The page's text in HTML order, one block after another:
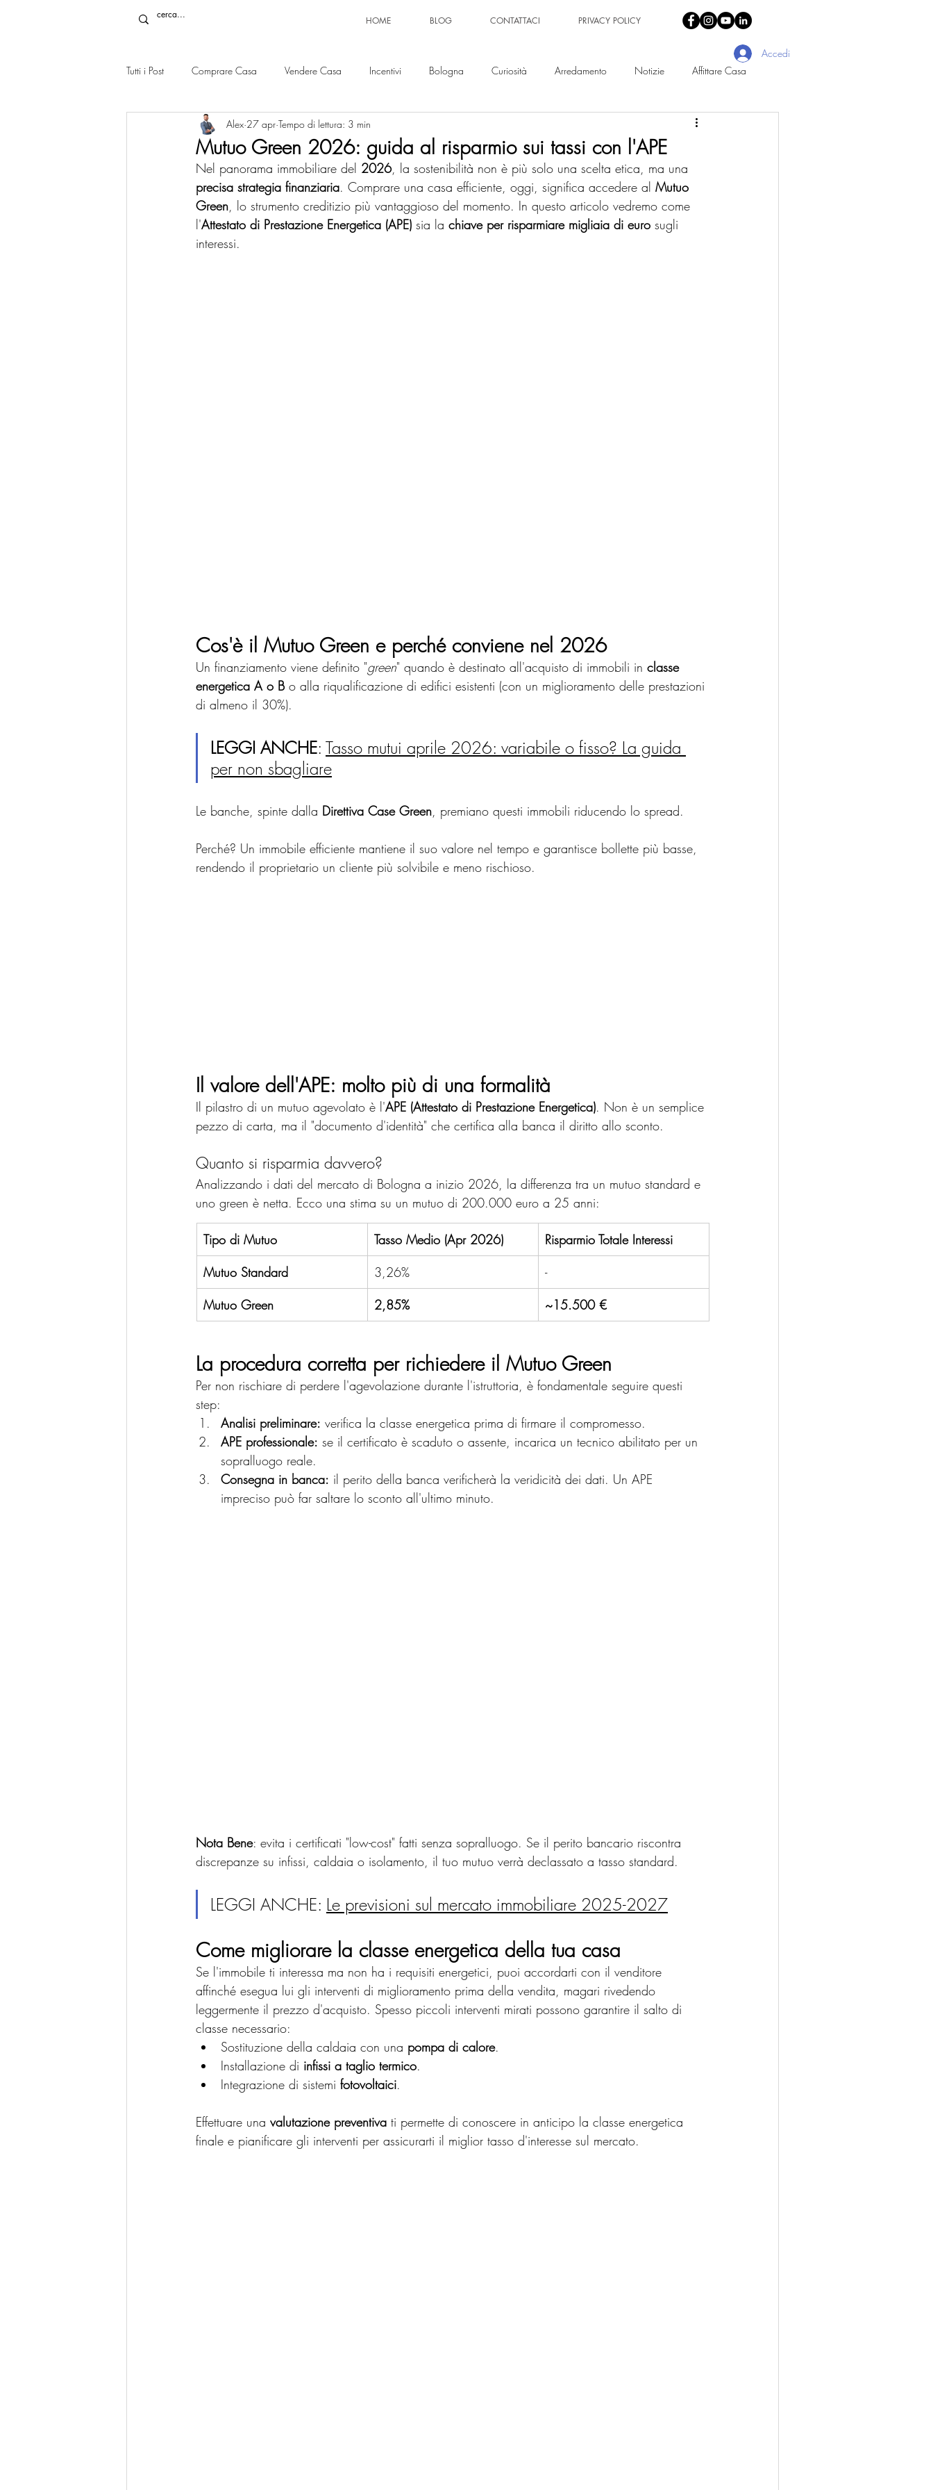
HOME BLOG CONTATTACI PRIVACY POLICY
Accedi
Tutti i Post
Comprare Casa Vendere Casa Incentivi Bologna Curiosità Arredamento Notizie Affittare Casa
Mutuo Green 2026: guida al risparmio sui tassi con l'APE
Alex 27 apr Tempo di lettura: 3 min
Nel panorama immobiliare del 2026, la sostenibilità non è più solo una scelta etica, ma una
precisa strategia finanziaria. Comprare una casa efficiente, oggi, significa accedere al Mutuo
Green, lo strumento creditizio più vantaggioso del momento. In questo articolo vedremo come
l'Attestato di Prestazione Energetica (APE) sia la chiave per risparmiare migliaia di euro sugli
interessi.
Cos'è il Mutuo Green e perché conviene nel 2026
Un finanziamento viene definito "green" quando è destinato all'acquisto di immobili in classe
energetica A o B o alla riqualificazione di edifici esistenti (con un miglioramento delle prestazioni
di almeno il 30%).
LEGGI ANCHE: Tasso mutui aprile 2026: variabile o fisso? La guida
per non sbagliare
Le banche, spinte dalla Direttiva Case Green, premiano questi immobili riducendo lo spread.
Perché? Un immobile efficiente mantiene il suo valore nel tempo e garantisce bollette più basse,
rendendo il proprietario un cliente più solvibile e meno rischioso.
Il valore dell'APE: molto più di una formalità
Il pilastro di un mutuo agevolato è l'APE (Attestato di Prestazione Energetica). Non è un semplice
pezzo di carta, ma il "documento d'identità" che certifica alla banca il diritto allo sconto.
Quanto si risparmia davvero?
Analizzando i dati del mercato di Bologna a inizio 2026, la differenza tra un mutuo standard e
uno green è netta. Ecco una stima su un mutuo di 200.000 euro a 25 anni:
Tipo di Mutuo Tasso Medio (Apr 2026)
Risparmio Totale Interessi
Mutuo Standard
3,26%
-
Mutuo Green
2,85% ~15.500 €
La procedura corretta per richiedere il Mutuo Green
Per non rischiare di perdere l'agevolazione durante l'istruttoria, è fondamentale seguire questi
step:
Analisi preliminare: verifica la classe energetica prima di firmare il compromesso.
APE professionale: se il certificato è scaduto o assente, incarica un tecnico abilitato per un
sopralluogo reale.
Consegna in banca: il perito della banca verificherà la veridicità dei dati. Un APE
impreciso può far saltare lo sconto all'ultimo minuto.
Nota Bene: evita i certificati "low-cost" fatti senza sopralluogo. Se il perito bancario riscontra
discrepanze su infissi, caldaia o isolamento, il tuo mutuo verrà declassato a tasso standard.
LEGGI ANCHE: Le previsioni sul mercato immobiliare 2025-2027
Come migliorare la classe energetica della tua casa
Se l'immobile ti interessa ma non ha i requisiti energetici, puoi accordarti con il venditore
affinché esegua lui gli interventi di miglioramento prima della vendita, magari rivedendo
leggermente il prezzo d'acquisto. Spesso piccoli interventi mirati possono garantire il salto di
classe necessario:
Sostituzione della caldaia con una pompa di calore.
Installazione di infissi a taglio termico.
Integrazione di sistemi fotovoltaici.
Effettuare una valutazione preventiva ti permette di conoscere in anticipo la classe energetica
finale e pianificare gli interventi per assicurarti il miglior tasso d'interesse sul mercato.